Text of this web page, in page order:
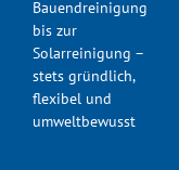
Bauendreinigung
bis zur
Solarreinigung –
stets gründlich,
flexibel und
umweltbewusst